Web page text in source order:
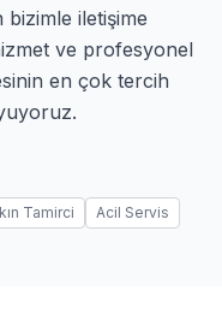
bizimle iletişime
ve profesyonel
en çok tercih
Tamirci Acil Servis